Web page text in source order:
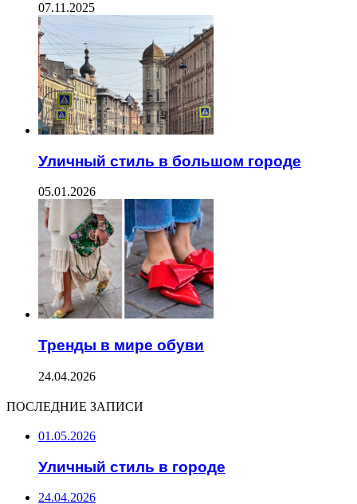
07.11.2025
Уличный стиль в большом городе
05.01.2026
Тренды в мире обуви
24.04.2026
ПОСЛЕДНИЕ ЗАПИСИ
01.05.2026
Уличный стиль в городе
24.04.2026